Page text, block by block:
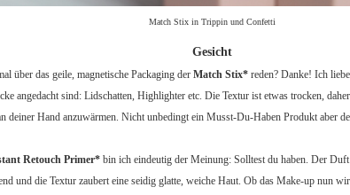
Match Stix in Trippin und Confetti
Gesicht
über das geile, magnetische Packaging der Match Stix* reden? Danke! Ich
angedacht sind: Lidschatten, Highlighter etc. Die Textur ist etwas trocken,
deiner Hand anzuwärmen. Nicht unbedingt ein Musst-Du-Haben Produkt aber
Retouch Primer* bin ich eindeutig der Meinung: Solltest du haben. Der
und die Textur zaubert eine seidig glatte, weiche Haut. Ob das Make-up nun